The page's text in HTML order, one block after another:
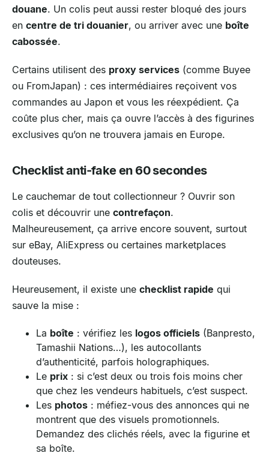
douane. Un colis peut aussi rester bloqué des jours
en centre de tri douanier, ou arriver avec une boîte
cabossée.
Certains utilisent des proxy services (comme Buyee
ou FromJapan) : ces intermédiaires reçoivent vos
commandes au Japon et vous les réexpédient. Ça
coûte plus cher, mais ça ouvre l’accès à des figurines
exclusives qu’on ne trouvera jamais en Europe.
Checklist anti-fake en 60 secondes
Le cauchemar de tout collectionneur ? Ouvrir son
colis et découvrir une contrefaçon.
Malheureusement, ça arrive encore souvent, surtout
sur eBay, AliExpress ou certaines marketplaces
douteuses.
Heureusement, il existe une checklist rapide qui
sauve la mise :
La boîte : vérifiez les logos officiels (Banpresto,
Tamashii Nations…), les autocollants
d’authenticité, parfois holographiques.
Le prix : si c’est deux ou trois fois moins cher
que chez les vendeurs habituels, c’est suspect.
Les photos : méfiez-vous des annonces qui ne
montrent que des visuels promotionnels.
Demandez des clichés réels, avec la figurine et
sa boîte.